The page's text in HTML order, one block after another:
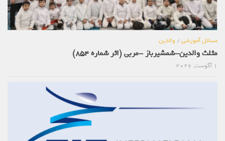
مسائل آموزشی/والدین
مثلث والدین-شمشیرباز -مربی (اثر شماره 854)